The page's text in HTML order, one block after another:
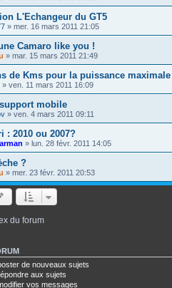
L'Echangeur du GT5
» mer. 16 mars 2011 21:05
Camaro like you !
» mar. 15 mars 2011 21:49
de Kms pour la puissance
» ven. 11 mars 2011 16:09
mobile
» ven. 4 mars 2011 09:11
: 2010 ou 2007?
» lun. 28 févr. 2011 14:05
?
» mer. 23 févr. 2011 20:53
du forum
de nouveaux sujets
aux sujets
vos messages